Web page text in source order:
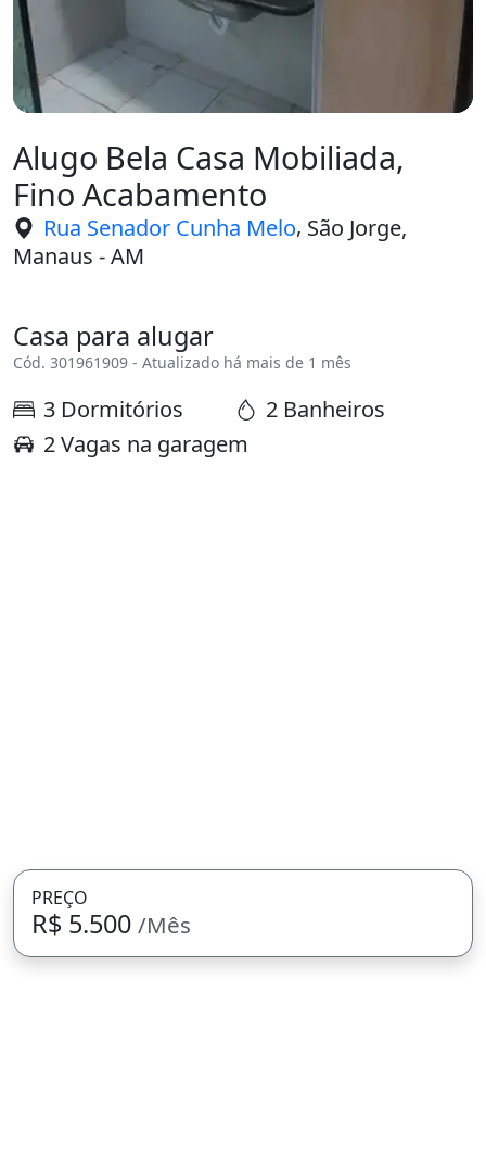
Alugo Bela Casa Mobiliada,
Fino Acabamento
Rua Senador Cunha Melo, São Jorge,
Manaus - AM
Casa para alugar
Cód. 301961909 - Atualizado há mais de 1 mês
3 Dormitórios
2 Banheiros
2 Vagas na garagem
PREÇO
R$ 5.500 /Mês